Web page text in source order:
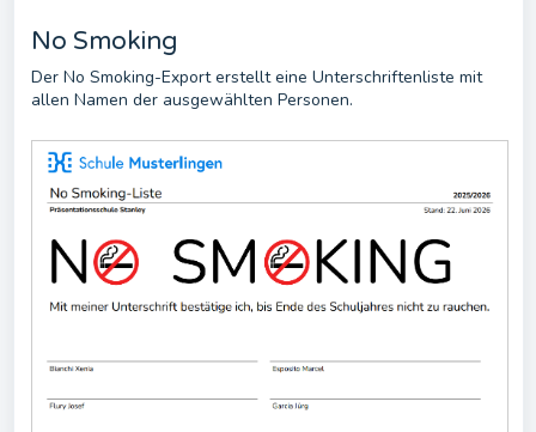
No Smoking
Der No Smoking-Export erstellt eine Unterschriftenliste mit
allen Namen der ausgewählten Personen.